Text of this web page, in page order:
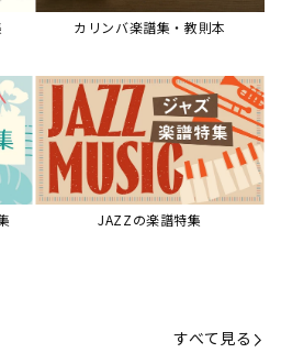
を
【第16回公開】ヨーロッパを拠点
に世界を駆けまわる阿部加奈子の
今に迫る